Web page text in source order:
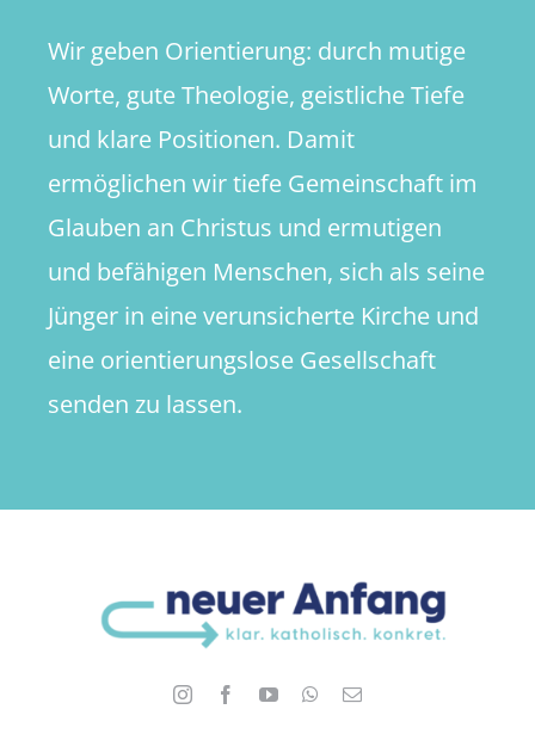
Wir geben Orientierung: durch mutige
Worte, gute Theologie, geistliche Tiefe
und klare Positionen. Damit
ermöglichen wir tiefe Gemeinschaft im
Glauben an Christus und ermutigen
und befähigen Menschen, sich als seine
Jünger in eine verunsicherte Kirche und
eine orientierungslose Gesellschaft
senden zu lassen.